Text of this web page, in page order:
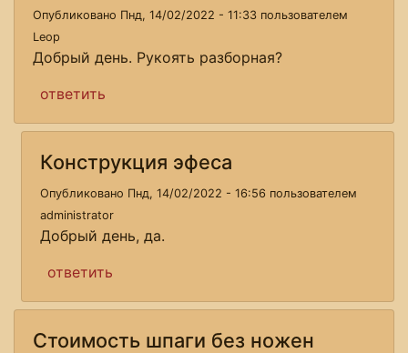
Опубликовано Пнд, 14/02/2022 - 11:33 пользователем
Leop
Добрый день. Рукоять разборная?
ответить
Конструкция эфеса
Опубликовано Пнд, 14/02/2022 - 16:56 пользователем
administrator
Добрый день, да.
ответить
Стоимость шпаги без ножен